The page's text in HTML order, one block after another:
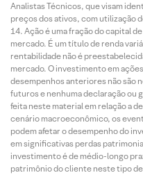
Analistas Técnicos, que visam
preços dos ativos, com utilização
Ação é uma fração do capital
mercado. É um título de renda
rentabilidade não é
mercado. O investimento em
desempenhos anteriores não são
futuros e nenhuma declaração ou
feita neste material em relação a
cenário macroeconômico, os
podem afetar o desempenho do
em significativas perdas
investimento é de médio-longo
patrimônio do cliente neste tipo